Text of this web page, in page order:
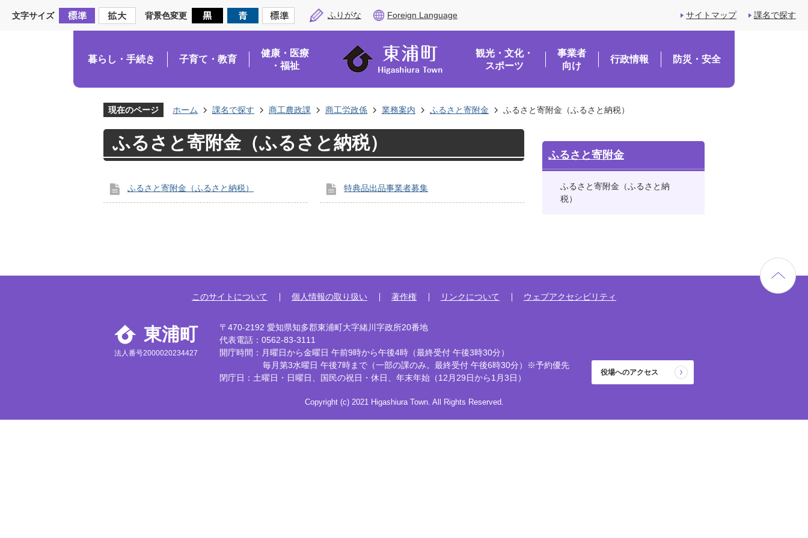
文字サイズ 背景色変更 ふりがな Foreign Language サイトマップ 課名で探す
暮らし・手続き 子育て・教育
健康・医療
・福祉
観光・文化・
スポーツ
事業者
向け
行政情報 防災・安全
現在のページ ホーム 課名で探す 商工農政課 商工労政係 業務案内 ふるさと寄附金 ふるさと寄附金（ふるさと納税）
ふるさと寄附金（ふるさと納税）
ふるさと寄附金（ふるさと納税） 特典品出品事業者募集
ふるさと寄附金
ふるさと寄附金（ふるさと納
税）
このサイトについて 個人情報の取り扱い 著作権 リンクについて ウェブアクセシビリティ
東浦町
法人番号2000020234427
〒470-2192 愛知県知多郡東浦町大字緒川字政所20番地
代表電話：0562-83-3111
開庁時間：月曜日から金曜日 午前9時から午後4時 （最終受付 午後3時30分）
毎月第3水曜日 午後7時まで （一部の課のみ。最終受付 午後6時30分）※予約優先
閉庁日：土曜日・日曜日、国民の祝日・休日、年末年始（12月29日から1月3日）
役場へのアクセス
Copyright (c) 2021 Higashiura Town. All Rights Reserved.